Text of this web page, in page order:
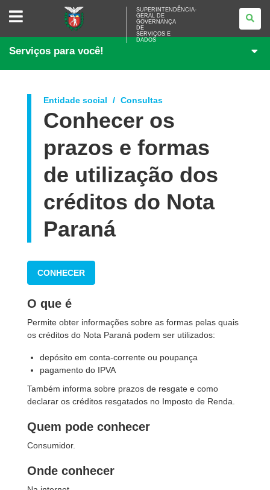
SUPERINTENDÊNCIA-
<BR>GOVERNANÇA
SERVIÇOS
DADOS
SUPERINTENDÊNCIA-
GERAL DE
GOVERNANÇA
DE
SERVIÇOS E
DADOS
Serviços para você!
Entidade social Consultas
Conhecer os
prazos e formas
de utilização dos
créditos do Nota
Paraná
CONHECER
O que é
Permite obter informações sobre as formas pelas quais
os créditos do Nota Paraná podem ser utilizados:
depósito em conta-corrente ou poupança
pagamento do IPVA
Também informa sobre prazos de resgate e como
declarar os créditos resgatados no Imposto de Renda.
Quem pode conhecer
Consumidor.
Onde conhecer